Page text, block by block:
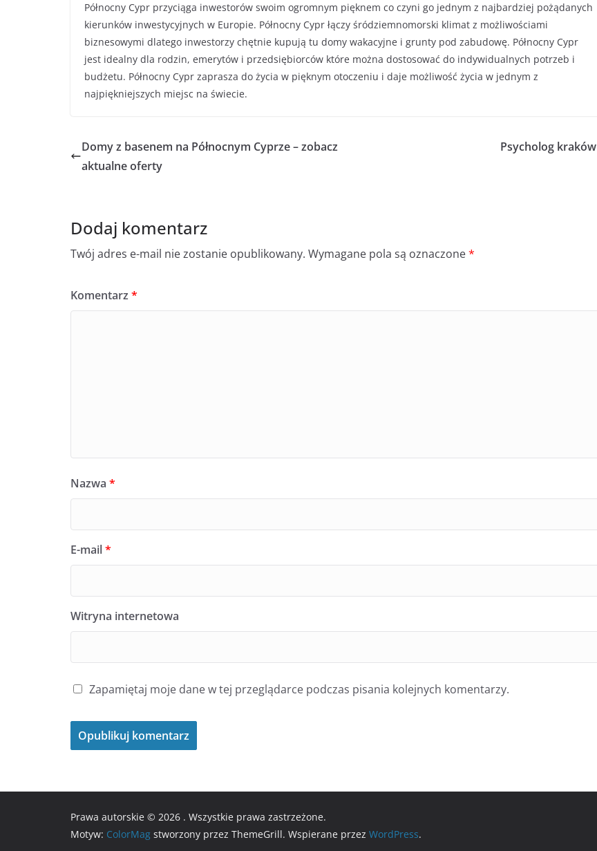
Północny Cypr przyciąga inwestorów swoim ogromnym pięknem co czyni go jednym z najbardziej pożądanych
kierunków inwestycyjnych w Europie. Północny Cypr łączy śródziemnomorski klimat z możliwościami
biznesowymi dlatego inwestorzy chętnie kupują tu domy wakacyjne i grunty pod zabudowę. Północny Cypr
jest idealny dla rodzin, emerytów i przedsiębiorców które można dostosować do indywidualnych potrzeb i
budżetu. Północny Cypr zaprasza do życia w pięknym otoczeniu i daje możliwość życia w jednym z
najpiękniejszych miejsc na świecie.
Domy z basenem na Północnym Cyprze – zobacz
aktualne oferty
Psycholog kraków
Dodaj komentarz
Twój adres e-mail nie zostanie opublikowany. Wymagane pola są oznaczone*
Komentarz *
Nazwa *
E-mail*
Witryna internetowa
Zapamiętaj moje dane w tej przeglądarce podczas pisania kolejnych komentarzy.
Prawa autorskie © 2026 . Wszystkie prawa zastrzeżone.
Motyw: ColorMag stworzony przez ThemeGrill. Wspierane przez WordPress.